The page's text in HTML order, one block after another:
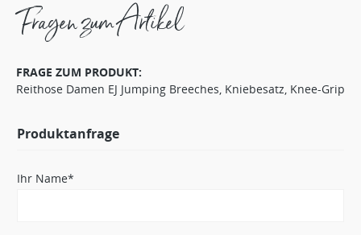
Fragen zum Artikel
FRAGE ZUM PRODUKT:
Reithose Damen EJ Jumping Breeches, Kniebesatz, Knee-Grip
Produktanfrage
Ihr Name*